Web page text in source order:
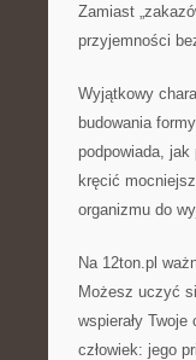
Zamiast
przyjemności
Wyjątkowy
budowania
podpowiada,
kręcić
organizmu do
Na 12ton.pl
Możesz uczyć
wspierały
człowiek: jego